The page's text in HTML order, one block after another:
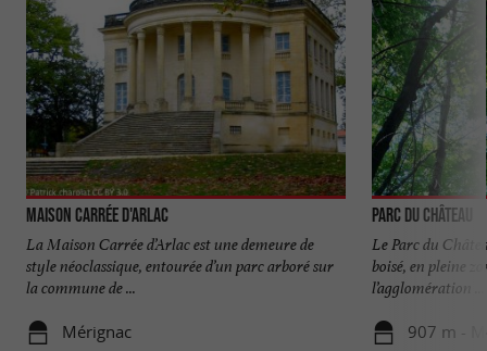
Maison Carrée d'Arlac
La Maison Carrée d’Arlac est une demeure de
style néoclassique, entourée d’un parc arboré sur
la commune de ...
Mérignac
Parc du Château
Le Parc du
boisé, en pleine
l’agglomération ...
907 m -